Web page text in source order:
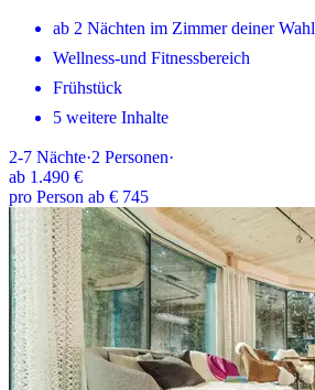
ab 2 Nächten im Zimmer deiner Wahl
Wellness-und Fitnessbereich
Frühstück
5 weitere Inhalte
2-7 Nächte·2 Personen·
ab 1.490 €
pro Person ab € 745